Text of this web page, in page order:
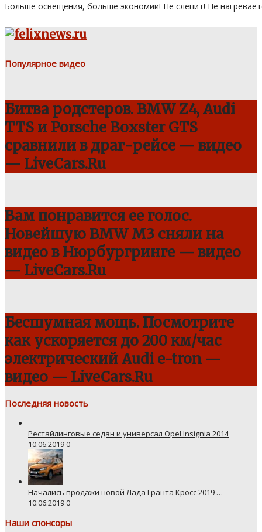
Больше освещения, больше экономии! Не слепит! Не
Популярное видео
Битва родстеров. BMW Z4, Audi
TTS и Porsche Boxster GTS
сравнили в драг-рейсе — видео
— LiveCars.Ru
Вам понравится ее голос.
Новейшую BMW M3 сняли на
видео в Нюрбургринге — видео
— LiveCars.Ru
Бесшумная мощь. Посмотрите
как ускоряется до 200 км/час
электрический Audi e-tron —
видео — LiveCars.Ru
Последняя новость
Рестайлинговые седан и универсал Opel Insignia 2014
10.06.20190
Начались продажи новой Лада Гранта Кросс 2019 …
10.06.20190
Наши спонсоры